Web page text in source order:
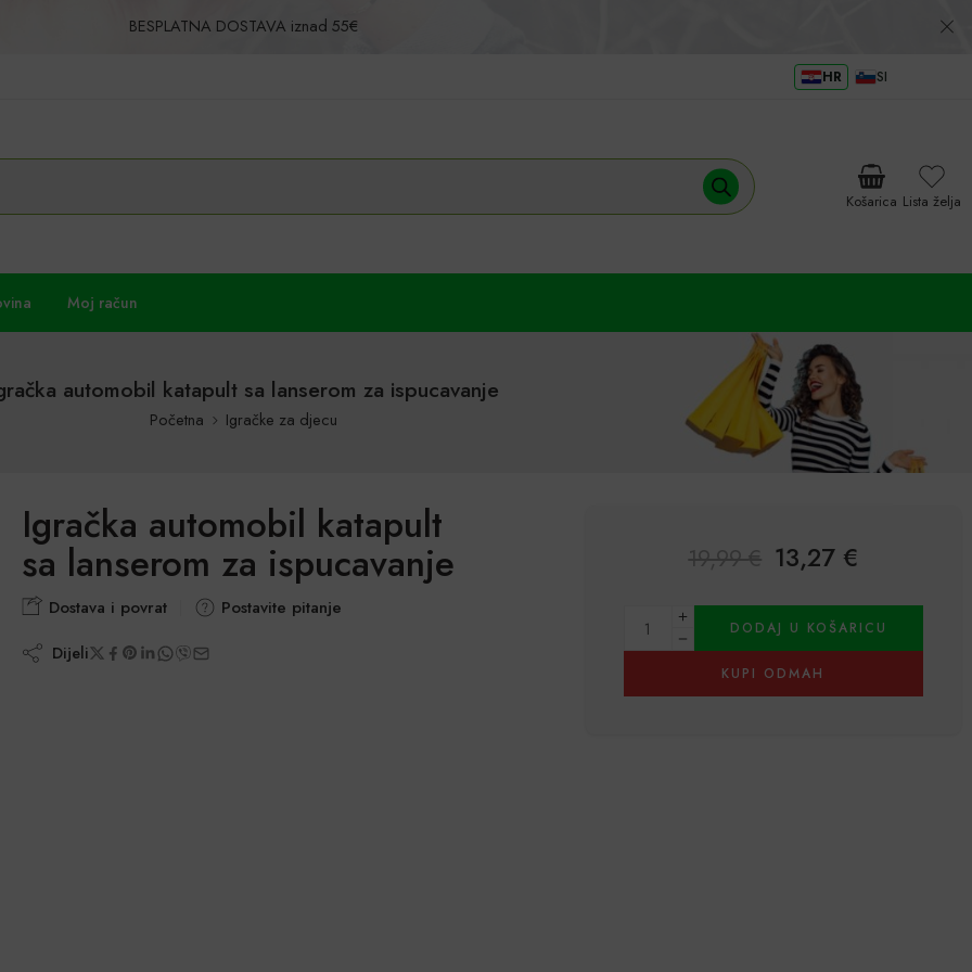
BESPLATNA DOSTAVA iznad 55€
HR SI
Košarica Lista želja
Moj račun
automobil katapult sa lanserom za ispucavanje
Početna Igračke za djecu
Igračka automobil katapult
sa lanserom za ispucavanje
Dostava i povrat Postavite pitanje
Dijeli
19,99€ 13,27 €
DODAJ U KOŠARICU
KUPI ODMAH
Alternative: